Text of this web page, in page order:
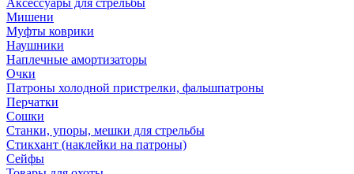
Аксессуары для стрельбы
Мишени
Муфты коврики
Наушники
Наплечные амортизаторы
Очки
Патроны холодной пристрелки, фальшпатроны
Перчатки
Сошки
Станки, упоры, мешки для стрельбы
Стикхант (наклейки на патроны)
Сейфы